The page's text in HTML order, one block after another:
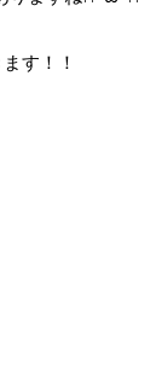
す！！